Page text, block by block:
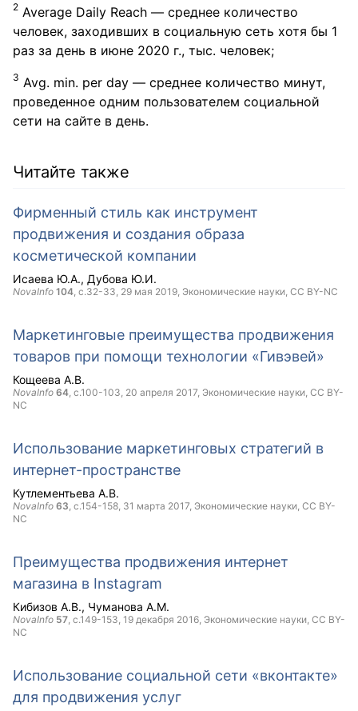
2 Average Daily Reach — среднее количество
человек, заходивших в социальную сеть хотя бы 1
раз за день в июне 2020 г., тыс. человек;
3 Avg. min. per day — среднее количество минут,
проведенное одним пользователем социальной
сети на сайте в день.
Читайте также
Фирменный стиль как инструмент
продвижения и создания образа
косметической компании
Исаева Ю.А. Дубова Ю.И.
NovaInfo 104, с.32-33, 29 мая 2019, Экономические науки, CC BY-NC
Маркетинговые преимущества продвижения
товаров при помощи технологии «Гивэвей»
Кощеева А.В.
NovaInfo 64, с.100-103, 20 апреля 2017, Экономические науки, CC BY-
NC
Использование маркетинговых стратегий в
интернет-пространстве
Кутлементьева А.В.
NovaInfo 63, с.154-158, 31 марта 2017, Экономические науки, CC BY-
NC
Преимущества продвижения интернет
магазина в Instagram
Кибизов А.В. Чуманова А.М.
NovaInfo 57, с.149-153, 19 декабря 2016, Экономические науки, CC BY-
NC
Использование социальной сети «вконтакте»
для продвижения услуг